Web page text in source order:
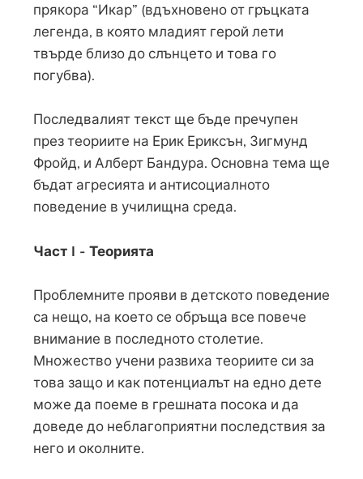
прякора “Икар” (вдъхновено от гръцката
легенда, в която младият герой лети
твърде близо до слънцето и това го
погубва).
Последвалият текст ще бъде пречупен
през теориите на Ерик Ериксън, Зигмунд
Фройд, и Алберт Бандура. Основна тема ще
бъдат агресията и антисоциалното
поведение в училищна среда.
Част I - Теорията
Проблемните прояви в детското поведение
са нещо, на което се обръща все повече
внимание в последното столетие.
Множество учени развиха теориите си за
това защо и как потенциалът на едно дете
може да поеме в грешната посока и да
доведе до неблагоприятни последствия за
него и околните.